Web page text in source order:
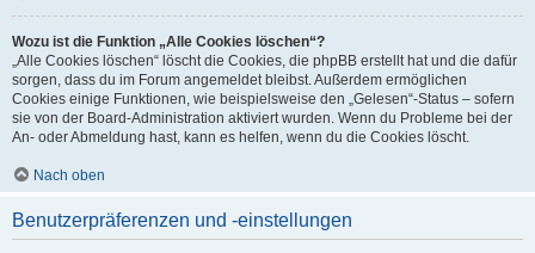
Wozu ist die Funktion „Alle Cookies löschen“?
„Alle Cookies löschen“ löscht die Cookies, die phpBB erstellt hat und die dafür
sorgen, dass du im Forum angemeldet bleibst. Außerdem ermöglichen
Cookies einige Funktionen, wie beispielsweise den „Gelesen“-Status – sofern
sie von der Board-Administration aktiviert wurden. Wenn du Probleme bei der
An- oder Abmeldung hast, kann es helfen, wenn du die Cookies löscht.
Nach oben
Benutzerpräferenzen und -einstellungen